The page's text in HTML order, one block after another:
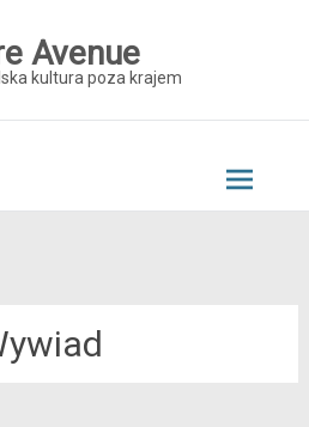
Avenue
kultura poza krajem